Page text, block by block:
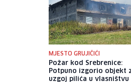
MJESTO GRUJIČIĆI
Požar kod Srebrenice:
Potpuno izgorio objekt
uzgoj pilića u vlasništvu